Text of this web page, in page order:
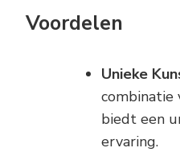
Voordelen
Unieke
combinatie
biedt een
ervaring.